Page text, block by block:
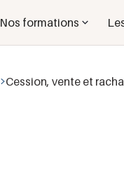
Nos formations
Cession, vente et